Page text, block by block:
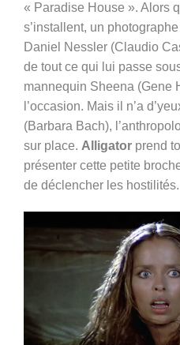
« Paradise House ». Alors
s’installent, un
Daniel Nessler (Claudio
de tout ce qui lui passe
mannequin Sheena (Gene
l’occasion. Mais il n’a
(Barbara Bach),
sur place. Alligator prend
présenter cette petite
de déclencher les hostilités.